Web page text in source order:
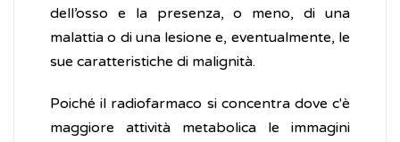
dell’osso e la presenza, o meno, di una
malattia o di una lesione e, eventualmente, le
sue caratteristiche di malignità.
Poiché il radiofarmaco si concentra dove c'è
maggiore attività metabolica le immagini